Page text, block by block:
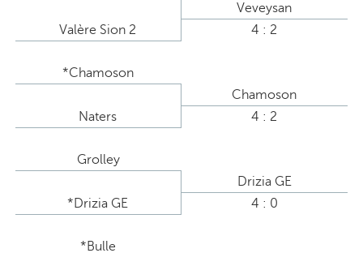
Veveysan
Valère Sion 2
4 : 2
*Chamoson
Chamoson
Naters
4 : 2
Grolley
Drizia GE
*Drizia GE
4 : 0
*Bulle